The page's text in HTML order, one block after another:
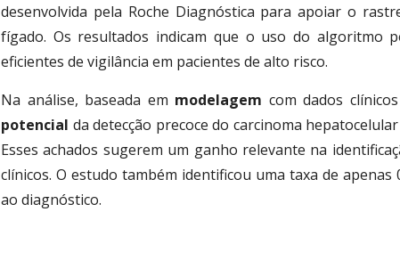
desenvolvida pela Roche Diagnóstica para apoiar o
fígado. Os resultados indicam que o uso do algoritmo
eficientes de vigilância em pacientes de alto risco.
Na análise, baseada em modelagem com dados
potencial da detecção precoce do carcinoma
Esses achados sugerem um ganho relevante na
clínicos. O estudo também identificou uma taxa de
ao diagnóstico.